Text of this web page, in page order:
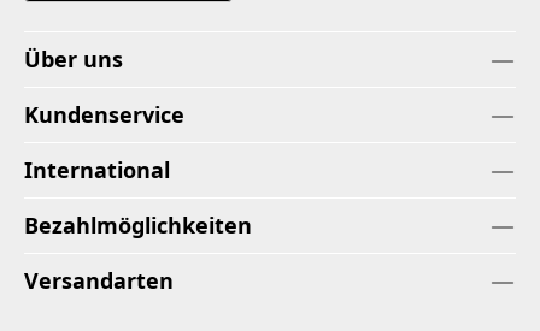
Über uns
Kundenservice
International
Bezahlmöglichkeiten
Versandarten